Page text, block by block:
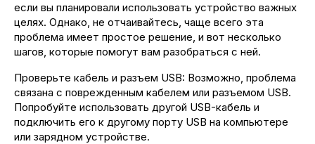
если вы планировали использовать устройство важных
целях. Однако, не отчаивайтесь, чаще всего эта
проблема имеет простое решение, и вот несколько
шагов, которые помогут вам разобраться с ней.
Проверьте кабель и разъем USB: Возможно, проблема
связана с поврежденным кабелем или разъемом USB.
Попробуйте использовать другой USB-кабель и
подключить его к другому порту USB на компьютере
или зарядном устройстве.